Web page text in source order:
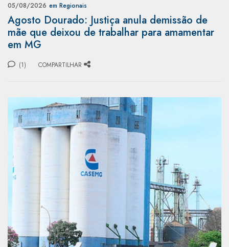
05/08/2026 em Regionais
Agosto Dourado: Justiça anula demissão de
mãe que deixou de trabalhar para amamentar
em MG
(1) COMPARTILHAR